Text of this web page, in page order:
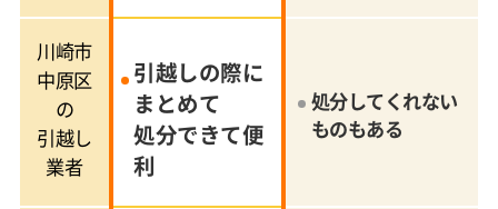
川崎市
中原区
の
引越し
業者
引越しの際に
まとめて
処分できて便
利
処分してくれない
ものもある